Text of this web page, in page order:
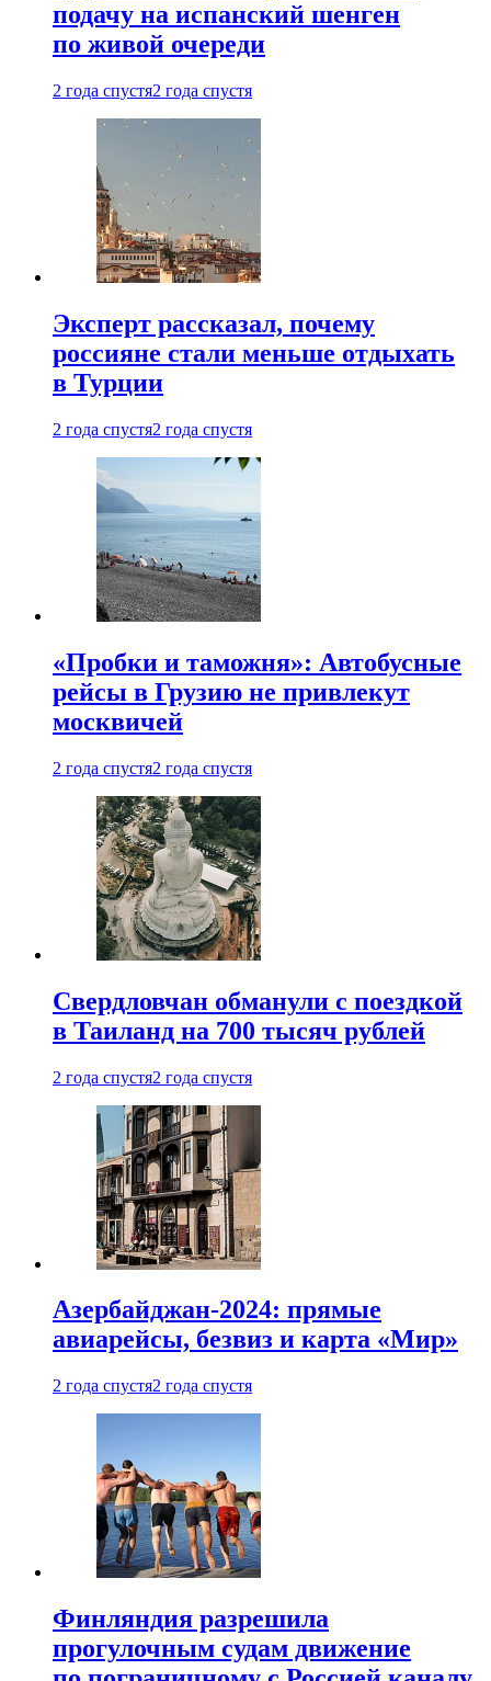
подачу на испанский шенген
по живой очереди
2 года спустя2 года спустя
Эксперт рассказал, почему
россияне стали меньше отдыхать
в Турции
2 года спустя2 года спустя
«Пробки и таможня»: Автобусные
рейсы в Грузию не привлекут
москвичей
2 года спустя2 года спустя
Свердловчан обманули с поездкой
в Таиланд на 700 тысяч рублей
2 года спустя2 года спустя
Азербайджан-2024: прямые
авиарейсы, безвиз и карта «Мир»
2 года спустя2 года спустя
Финляндия разрешила
прогулочным судам движение